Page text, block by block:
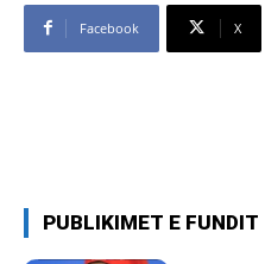
Facebook X
PUBLIKIMET E FUNDIT